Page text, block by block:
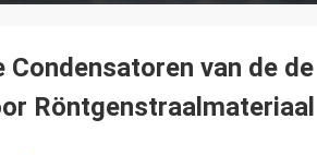
Condensatoren van de
Röntgenstraalmateriaal